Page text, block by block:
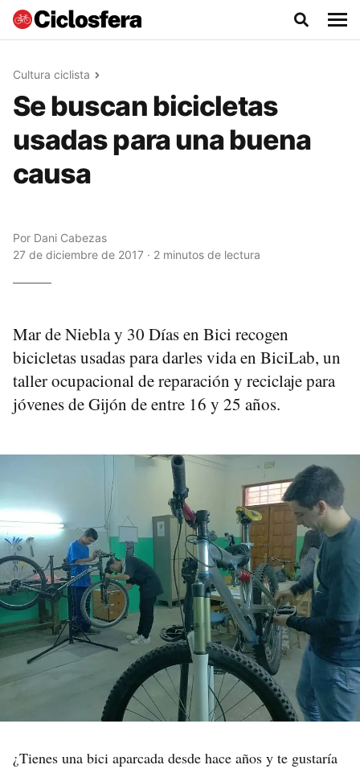
Cultura ciclista
Se buscan bicicletas
usadas para una buena
causa
Por Dani Cabezas
27 de diciembre de 2017 · 2 minutos de lectura
Mar de Niebla y 30 Días en Bici recogen
bicicletas usadas para darles vida en BiciLab, un
taller ocupacional de reparación y reciclaje para
jóvenes de Gijón de entre 16 y 25 años.
¿Tienes una bici aparcada desde hace años y te gustaría